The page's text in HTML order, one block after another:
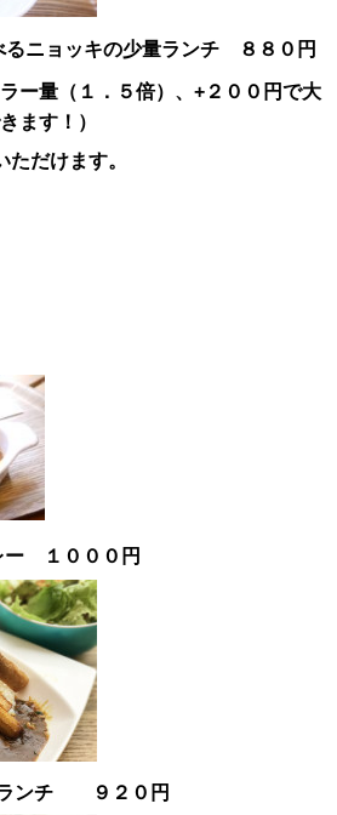
るニョッキの少量ランチ ８８０円
ー量（１．５倍）、+２００円で大
ます！）
ただけます。
ー １０００円
ランチ ９２０円